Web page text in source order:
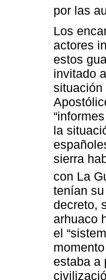
por las
Los
actores
estos
invitado
situación
la
sierra
con La
tenían
decreto,
arhuaco
el
estaba a